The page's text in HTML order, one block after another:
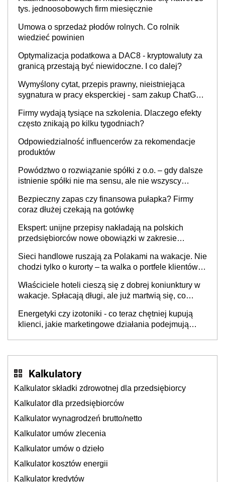
tys. jednoosobowych firm miesięcznie
Umowa o sprzedaż płodów rolnych. Co rolnik
wiedzieć powinien
Optymalizacja podatkowa a DAC8 - kryptowaluty za
granicą przestają być niewidoczne. I co dalej?
Wymyślony cytat, przepis prawny, nieistniejąca
sygnatura w pracy eksperckiej - sam zakup ChatGPT
Firmy wydają tysiące na szkolenia. Dlaczego efekty
często znikają po kilku tygodniach?
Odpowiedzialność influencerów za rekomendacje
produktów
Powództwo o rozwiązanie spółki z o.o. – gdy dalsze
istnienie spółki nie ma sensu, ale nie wszyscy
Bezpieczny zapas czy finansowa pułapka? Firmy
coraz dłużej czekają na gotówkę
Ekspert: unijne przepisy nakładają na polskich
przedsiębiorców nowe obowiązki w zakresie
Sieci handlowe ruszają za Polakami na wakacje. Nie
chodzi tylko o kurorty – ta walka o portfele klientów
cichu
Właściciele hoteli cieszą się z dobrej koniunktury w
wakacje. Spłacają długi, ale już martwią się, co
Energetyki czy izotoniki - co teraz chętniej kupują
klienci, jakie marketingowe działania podejmują
Kalkulatory
Kalkulator składki zdrowotnej dla przedsiębiorcy
Kalkulator dla przedsiębiorców
Kalkulator wynagrodzeń brutto/netto
Kalkulator umów zlecenia
Kalkulator umów o dzieło
Kalkulator kosztów energii
Kalkulator kredytów